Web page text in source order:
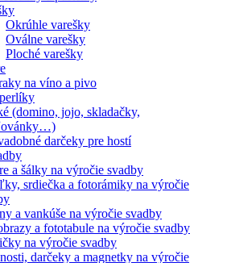
Okrúhle varešky
Oválne varešky
Ploché varešky
na víno a pivo
(domino, jojo, skladačky,
darčeky pre hostí
a šálky na výročie svadby
srdiečka a fotorámiky na výročie
a vankúše na výročie svadby
a fototabule na výročie svadby
na výročie svadby
darčeky a magnetky na výročie